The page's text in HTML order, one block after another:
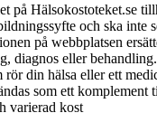
på Hälsokostoteket.se
och ska inte
på webbplatsen
diagnos eller
rör din hälsa eller ett
som ett komplement
varierad kost